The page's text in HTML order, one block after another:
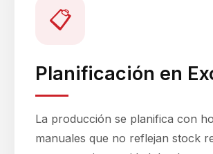
📋
Planificación en
La producción se planifica con
manuales que no reflejan stock